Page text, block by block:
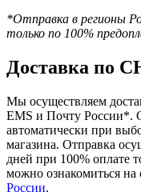
*Отправка в регионы
только по 100%
Доставка по
Мы осуществляем
EMS и Почту России*.
автоматически при
магазина. Отправка
дней при 100% оплате
можно ознакомиться
России.